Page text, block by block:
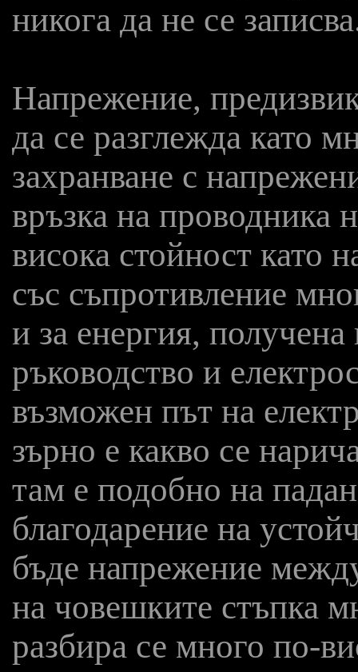
никога да не се
Напрежение,
да се разглежда като
захранване с
връзка на проводника
висока стойност като
със съпротивление
и за енергия,
ръководство и
възможен път на
зърно е какво се
там е подобно на
благодарение на
бъде напрежение
на човешките стъпка
разбира се много по-